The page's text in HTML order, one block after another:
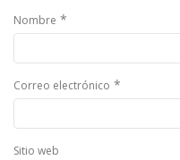
Nombre *
Correo electrónico *
Sitio web